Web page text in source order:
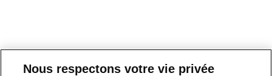
Nous respectons votre vie privée